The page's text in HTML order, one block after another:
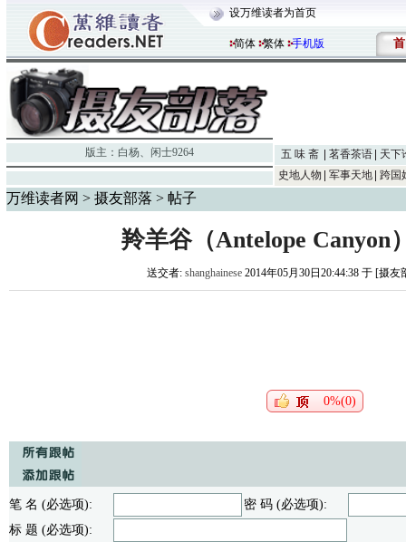
设万维读者为首页
简体 繁体 手机版 首
版主： 白杨、 闲士9264 五 味 斋 茗香茶语
天下
史地人物
军事天地 跨国
万维读者网 > 摄友部落 > 帖子
羚羊谷（Antelope Canyon
送交者: shanghainese 2014年05月30日20:44:38 于 [摄
0%(0)
笔 名 (必选项):
密 码 (必选项):
标 题 (必选项):